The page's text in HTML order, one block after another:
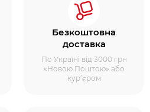
Безкоштовна
доставка
По Україні від 3000 грн
«Новою Поштою» або
кур’єром